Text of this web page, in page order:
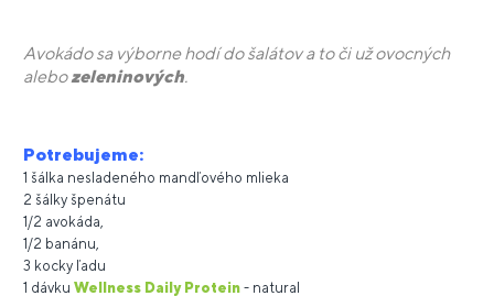
Avokádo sa výborne hodí do šalátov a to či už ovocných
alebozeleninových.
Potrebujeme:
1 šálka nesladeného mandľového mlieka
2 šálky špenátu
1/2 avokáda,
1/2 banánu,
3 kocky ľadu
1 dávku Wellness Daily Protein - natural